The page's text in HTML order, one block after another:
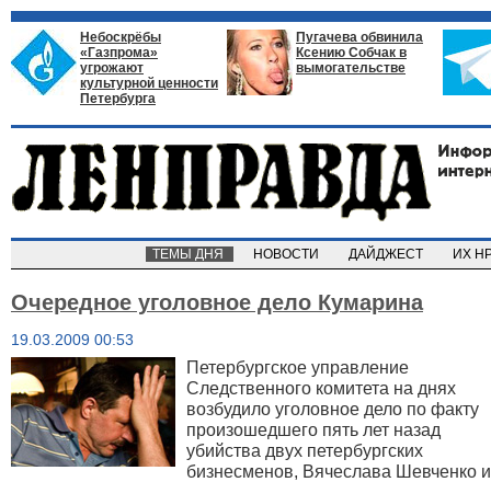
Небоскрёбы
«Газпрома»
угрожают
культурной ценности
Петербурга
Пугачева обвинила
Ксению Собчак в
вымогательстве
ТЕМЫ ДНЯ НОВОСТИ ДАЙДЖЕСТ ИХ
Очередное уголовное дело Кумарина
19.03.2009 00:53
Петербургское управление
Следственного комитета на днях
возбудило уголовное дело по факту
произошедшего пять лет назад
убийства двух петербургских
бизнесменов, Вячеслава Шевченко и